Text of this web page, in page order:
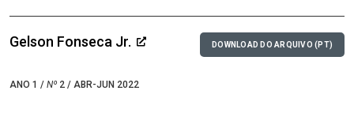
Gelson Fonseca Jr.
ANO 1 / Nº 2 / ABR-JUN 2022
DOWNLOAD DO ARQUIVO (PT)